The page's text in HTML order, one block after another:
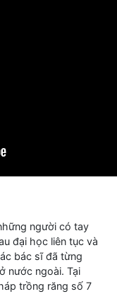
người có tay
đại học liên tục và
bác sĩ đã từng
nước ngoài. Tại
trồng răng số 7